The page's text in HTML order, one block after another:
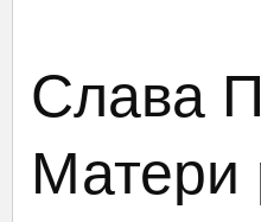
Слава
Матери